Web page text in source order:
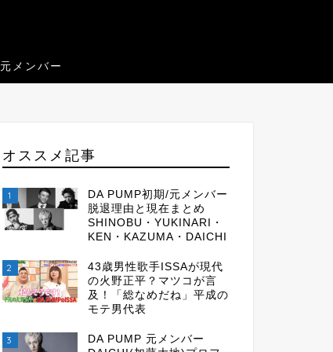
元メンバー
オススメ記事
1
DA PUMP初期/元メンバー
脱退理由と現在まとめ
SHINOBU・YUKINARI・
KEN・KAZUMA・DAICHI
2
43歳男性歌手ISSAが現代
の火野正平？マツコが言
及！「総なめだね」平成の
モテ男代表
3
DA PUMP 元メンバー